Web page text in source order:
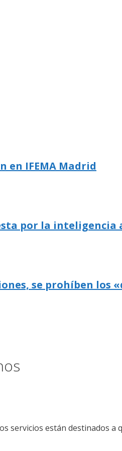
en IFEMA Madrid
por la
se prohíben los
servicios están destinados